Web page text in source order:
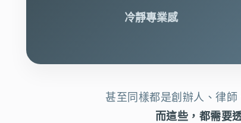
冷靜專業感
甚至同樣都是創辦人、律
而這些，都需要